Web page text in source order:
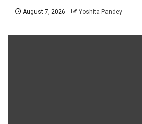
August 7, 2026 Yoshita Pandey